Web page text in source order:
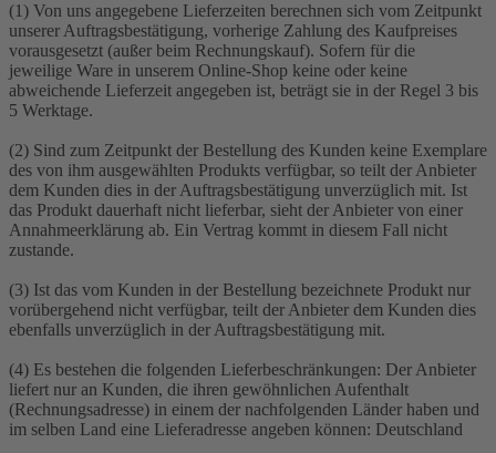
(1) Von uns angegebene Lieferzeiten berechnen sich vom Zeitpunkt
unserer Auftragsbestätigung, vorherige Zahlung des Kaufpreises
vorausgesetzt (außer beim Rechnungskauf). Sofern für die
jeweilige Ware in unserem Online-Shop keine oder keine
abweichende Lieferzeit angegeben ist, beträgt sie in der Regel 3 bis
5 Werktage.
(2) Sind zum Zeitpunkt der Bestellung des Kunden keine Exemplare
des von ihm ausgewählten Produkts verfügbar, so teilt der Anbieter
dem Kunden dies in der Auftragsbestätigung unverzüglich mit. Ist
das Produkt dauerhaft nicht lieferbar, sieht der Anbieter von einer
Annahmeerklärung ab. Ein Vertrag kommt in diesem Fall nicht
zustande.
(3) Ist das vom Kunden in der Bestellung bezeichnete Produkt nur
vorübergehend nicht verfügbar, teilt der Anbieter dem Kunden dies
ebenfalls unverzüglich in der Auftragsbestätigung mit.
(4) Es bestehen die folgenden Lieferbeschränkungen: Der Anbieter
liefert nur an Kunden, die ihren gewöhnlichen Aufenthalt
(Rechnungsadresse) in einem der nachfolgenden Länder haben und
im selben Land eine Lieferadresse angeben können: Deutschland